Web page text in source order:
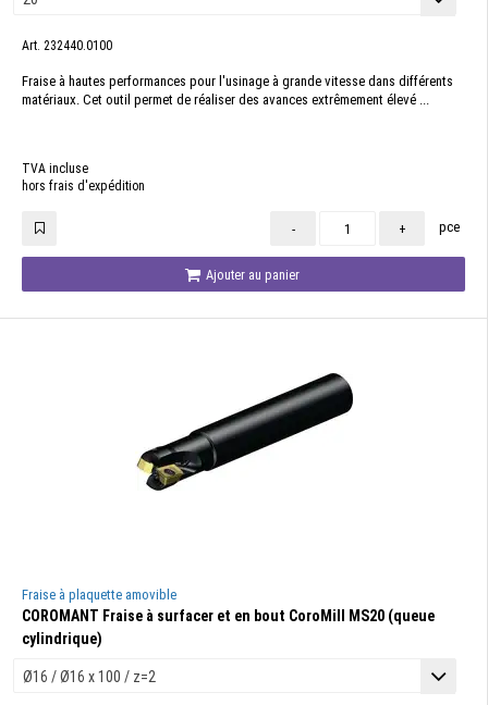
Art. 232440.0100
Fraise à hautes performances pour l'usinage à grande vitesse dans différents
matériaux. Cet outil permet de réaliser des avances extrêmement élevé ...
TVA incluse
hors frais d'expédition
- + pce
Ajouter au panier
Fraise à plaquette amovible
COROMANT Fraise à surfacer et en bout CoroMill MS20 (queue
cylindrique)